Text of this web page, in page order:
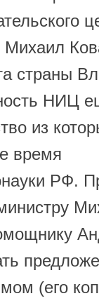
Михаил
страны
НИЦ
из
время
РФ.
(его